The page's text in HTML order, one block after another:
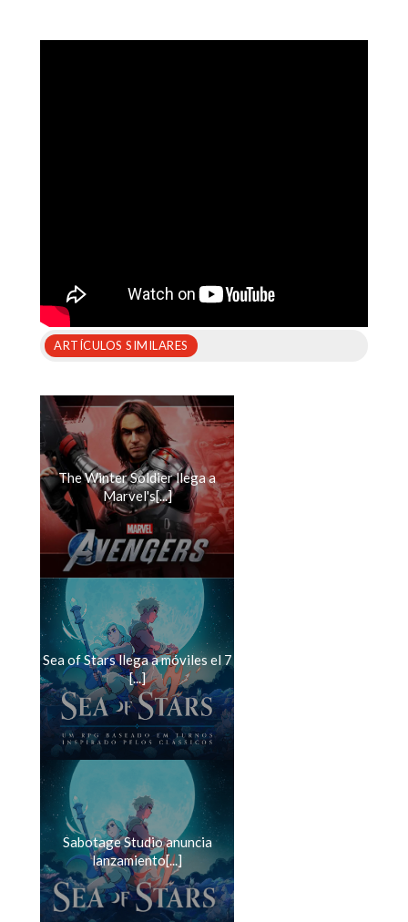
ARTÍCULOS SIMILARES
The Winter Soldier llega a
Marvel's[...]
Sea of Stars llega a móviles el 7
[...]
Sabotage Studio anuncia
lanzamiento[...]